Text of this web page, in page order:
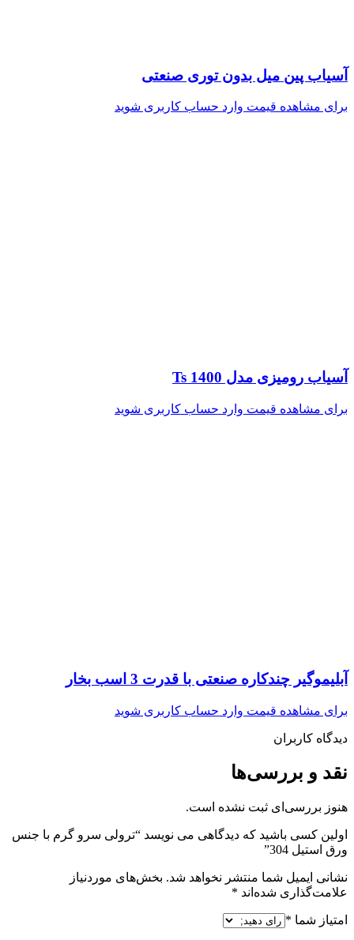
آسیاب پین میل بدون توری صنعتی
برای مشاهده قیمت وارد حساب کاربری شوید
آسیاب رومیزی مدل Ts 1400
برای مشاهده قیمت وارد حساب کاربری شوید
آبلیموگیر چندکاره صنعتی با قدرت 3 اسب بخار
برای مشاهده قیمت وارد حساب کاربری شوید
دیدگاه کاربران
نقد و بررسی‌ها
هنوز بررسی‌ای ثبت نشده است.
اولین کسی باشید که دیدگاهی می نویسد “ترولی سرو گرم با جنس
ورق استیل 304”
نشانی ایمیل شما منتشر نخواهد شد. بخش‌های موردنیاز
علامت‌گذاری شده‌اند *
امتیاز شما *